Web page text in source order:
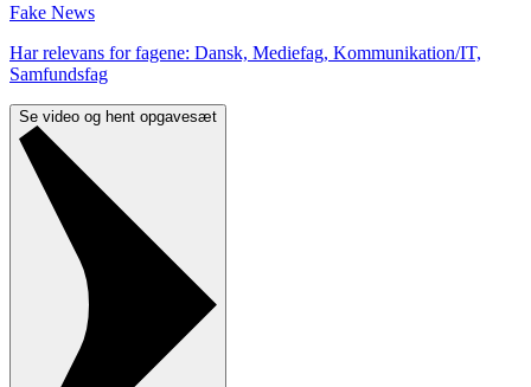
Fake News
Har relevans for fagene: Dansk, Mediefag, Kommunikation/IT,
Samfundsfag
Se video og hent opgavesæt